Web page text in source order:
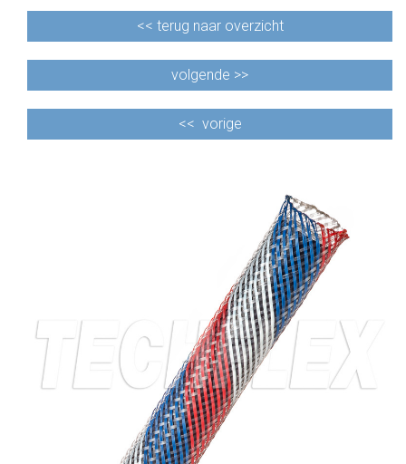
<< terug naar overzicht
volgende >>
<< vorige